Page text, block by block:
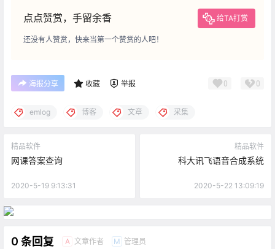
点点赞赏，手留余香 给TA打赏
还没有人赞赏，快来当第一个赞赏的人吧！
海报分享 收藏 举报 0 0
emlog 博客 文章 采集
精品软件
网课答案查询
2020-5-19 9:13:31
精品软件
科大讯飞语音合成系统
2020-5-22 13:09:19
0 条回复 A 文章作者 M 管理员